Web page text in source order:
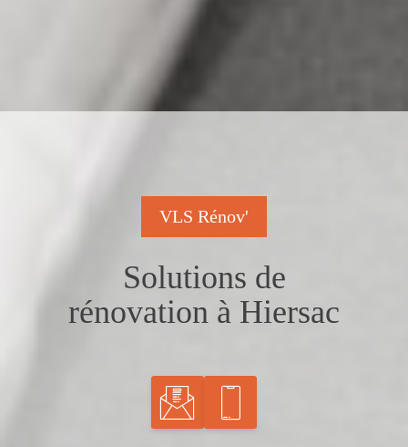
VLS Rénov'
Solutions de
rénovation à Hiersac